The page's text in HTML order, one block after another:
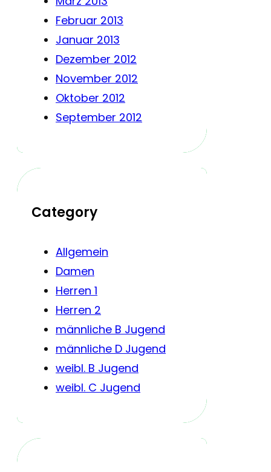
Februar 2013
Januar 2013
Dezember 2012
November 2012
Oktober 2012
September 2012
Category
Allgemein
Damen
Herren 1
Herren 2
männliche B Jugend
männliche D Jugend
weibl. B Jugend
weibl. C Jugend